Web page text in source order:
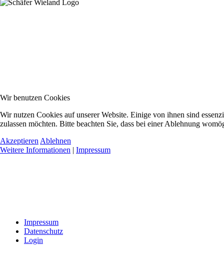
Impressum
Datenschutz
Login
Wir benutzen Cookies
Wir nutzen Cookies auf unserer Website. Einige von ihnen sind
zulassen möchten. Bitte beachten Sie, dass bei einer Ablehnung
Akzeptieren Ablehnen
Weitere Informationen | Impressum